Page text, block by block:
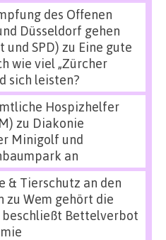
des Offenen
Düsseldorf gehen
und SPD) zu Eine gute
wie viel „Zürcher
sich leisten?
Hospizhelfer
zu Diakonie
Minigolf und
an
& Tierschutz an den
zu Wem gehört die
Bettelverbot